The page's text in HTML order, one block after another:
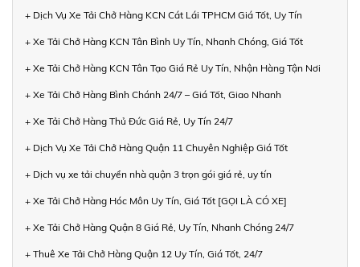
+ Dịch Vụ Xe Tải Chở Hàng KCN Cát Lái TPHCM Giá Tốt, Uy Tín
+ Xe Tải Chở Hàng KCN Tân Bình Uy Tín, Nhanh Chóng, Giá Tốt
+ Xe Tải Chở Hàng KCN Tân Tạo Giá Rẻ Uy Tín, Nhận Hàng Tận Nơi
+ Xe Tải Chở Hàng Bình Chánh 24/7 – Giá Tốt, Giao Nhanh
+ Xe Tải Chở Hàng Thủ Đức Giá Rẻ, Uy Tín 24/7
+ Dịch Vụ Xe Tải Chở Hàng Quận 11 Chuyên Nghiệp Giá Tốt
+ Dịch vụ xe tải chuyển nhà quận 3 trọn gói giá rẻ, uy tín
+ Xe Tải Chở Hàng Hóc Môn Uy Tín, Giá Tốt [GỌI LÀ CÓ XE]
+ Xe Tải Chở Hàng Quận 8 Giá Rẻ, Uy Tín, Nhanh Chóng 24/7
+ Thuê Xe Tải Chở Hàng Quận 12 Uy Tín, Giá Tốt, 24/7